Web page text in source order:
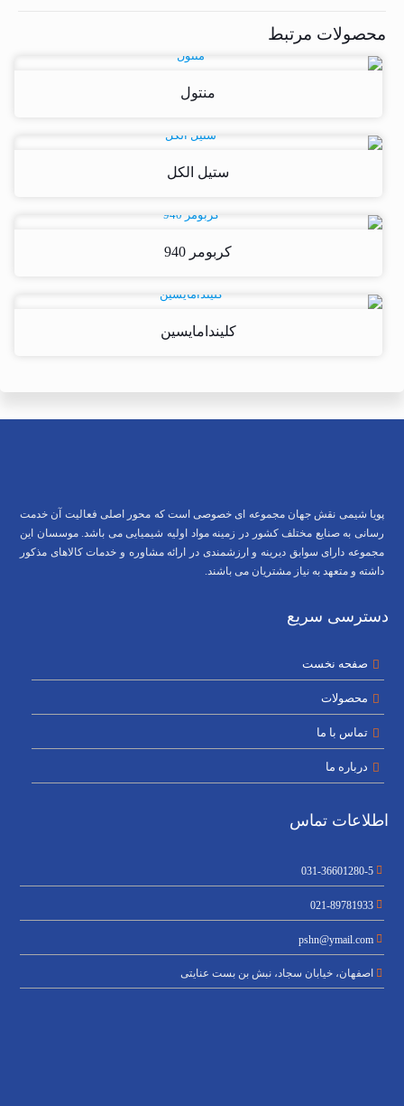
محصولات مرتبط
منتول
ستیل الکل
کربومر 940
کلیندامایسین
پویا شیمی نقش جهان مجموعه ای خصوصی است که محور اصلی فعالیت آن خدمت
رسانی به صنایع مختلف کشور در زمینه مواد اولیه شیمیایی می باشد. موسسان این
مجموعه دارای سوابق دیرینه و ارزشمندی در ارائه مشاوره و خدمات کالاهای مذکور
داشته و متعهد به نیاز مشتریان می باشند.
دسترسی سریع
صفحه نخست
محصولات
تماس با ما
درباره ما
اطلاعات تماس
031-36601280-5
021-89781933
pshn@ymail.com
اصفهان، خیابان سجاد، نبش بن بست عنایتی